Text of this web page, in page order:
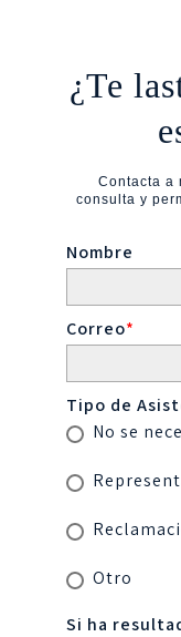
¿Te
Contacta a
consulta y
Nombre
Correo*
Tipo de
No se
Otro
Si ha